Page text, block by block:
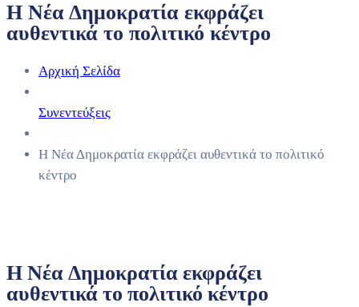
Η Νέα Δημοκρατία εκφράζει
αυθεντικά το πολιτικό κέντρο
Αρχική Σελίδα
Συνεντεύξεις
Η Νέα Δημοκρατία εκφράζει αυθεντικά το πολιτικό
κέντρο
Η Νέα Δημοκρατία εκφράζει
αυθεντικά το πολιτικό κέντρο